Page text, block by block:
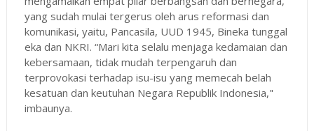
yang sudah mulai tergerus oleh arus reformasi dan
komunikasi, yaitu, Pancasila, UUD 1945, Bineka tunggal
eka dan NKRI. “Mari kita selalu menjaga kedamaian dan
kebersamaan, tidak mudah terpengaruh dan
terprovokasi terhadap isu-isu yang memecah belah
kesatuan dan keutuhan Negara Republik Indonesia,"
imbaunya.